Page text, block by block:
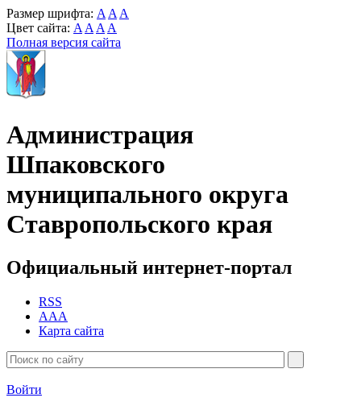
Размер шрифта: A A A
Цвет сайта: A A A A
Полная версия сайта
Администрация
Шпаковского
муниципального округа
Ставропольского края
Официальный интернет-портал
RSS
AAA
Карта сайта
Войти